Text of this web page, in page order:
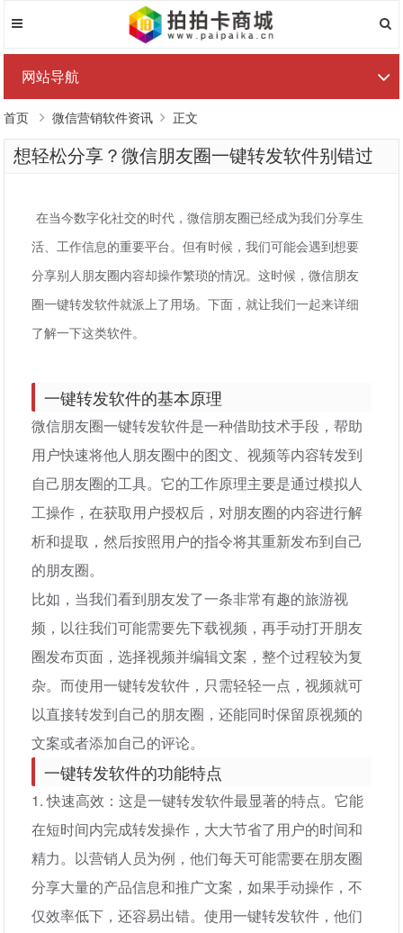
网站导航
首页 微信营销软件资讯 正文
想轻松分享？微信朋友圈一键转发软件别错过
在当今数字化社交的时代，微信朋友圈已经成为我们分享生
活、工作信息的重要平台。但有时候，我们可能会遇到想要
分享别人朋友圈内容却操作繁琐的情况。这时候，微信朋友
圈一键转发软件就派上了用场。下面，就让我们一起来详细
了解一下这类软件。
一键转发软件的基本原理
微信朋友圈一键转发软件是一种借助技术手段，帮助
用户快速将他人朋友圈中的图文、视频等内容转发到
自己朋友圈的工具。它的工作原理主要是通过模拟人
工操作，在获取用户授权后，对朋友圈的内容进行解
析和提取，然后按照用户的指令将其重新发布到自己
的朋友圈。
比如，当我们看到朋友发了一条非常有趣的旅游视
频，以往我们可能需要先下载视频，再手动打开朋友
圈发布页面，选择视频并编辑文案，整个过程较为复
杂。而使用一键转发软件，只需轻轻一点，视频就可
以直接转发到自己的朋友圈，还能同时保留原视频的
文案或者添加自己的评论。
一键转发软件的功能特点
1. 快速高效：这是一键转发软件最显著的特点。它能
在短时间内完成转发操作，大大节省了用户的时间和
精力。以营销人员为例，他们每天可能需要在朋友圈
分享大量的产品信息和推广文案，如果手动操作，不
仅效率低下，还容易出错。使用一键转发软件，他们